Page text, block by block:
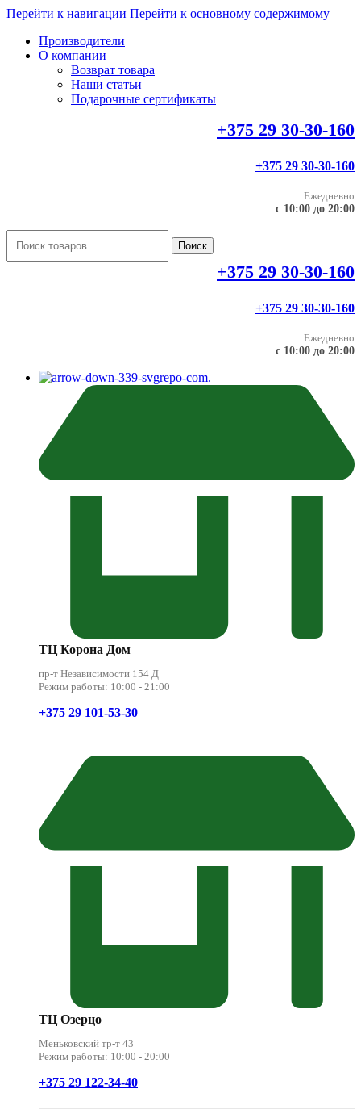
Перейти к навигации Перейти к основному содержимому
Производители
О компании
Возврат товара
Наши статьи
Подарочные сертификаты
+375 29 30-30-160
+375 29 30-30-160
Ежедневно
с 10:00 до 20:00
Поиск
+375 29 30-30-160
+375 29 30-30-160
Ежедневно
с 10:00 до 20:00
.
ТЦ Корона Дом
пр-т Независимости 154 Д
Режим работы: 10:00 - 21:00
+375 29 101-53-30
ТЦ Озерцо
Меньковский тр-т 43
Режим работы: 10:00 - 20:00
+375 29 122-34-40